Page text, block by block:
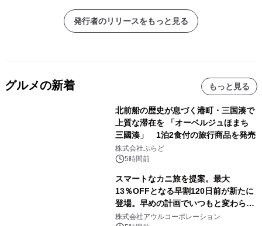
発行者のリリースをもっと見る
グルメの新着 もっと見る
北前船の歴史が息づく港町・三国湊で
上質な滞在を 「オーベルジュほまち
三國湊」 1泊2食付の旅行商品を発売
株式会社ぷらど
5時間前
スマートなカニ旅を提案。最大
13％OFFとなる早割120日前が新たに
登場。早めの計画でいつもと変わらぬ
大人の冬旅を。ー夕日ヶ浦温泉「佳松
株式会社アウルコーポレーション